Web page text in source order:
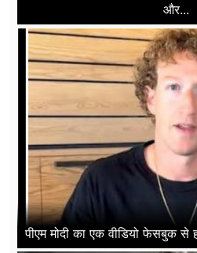
और...
पीएम मोदी का एक वीडियो फेसबुक